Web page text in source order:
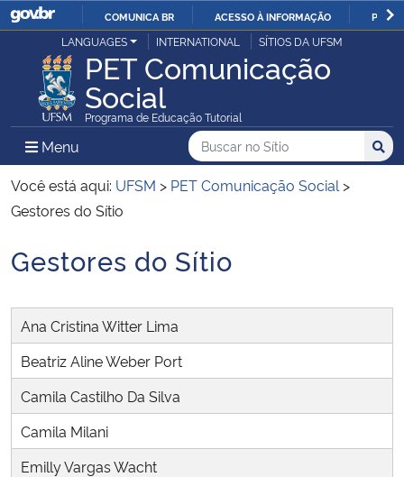
IR
PARA
CONTEÚDO
COMUNICA BR ACESSO À INFORMAÇÃO
Ministério da Justiça e Segurança Pública
Ministério da Defesa
Ministério das Relações Exteriores
Ministério da Infraestrutura
Ministério da Agricultura, Pecuária e Abastecimento
Ministério da Educação
Ministério da Cidadania
Ministério da Saúde
LANGUAGES INTERNATIONAL SÍTIOS DA UFSM
PET Comunicação
Social
Programa de Educação Tutorial
Menu Menu Principal do Sítio
Busca
Buscar no no Sítio
Busca:
Você está aqui: UFSM > PET Comunicação Social >
Gestores do Sítio
Início do conteúdo
Gestores do Sítio
Ana Cristina Witter Lima
Beatriz Aline Weber Port
Camila Castilho Da Silva
Camila Milani
Emilly Vargas Wacht